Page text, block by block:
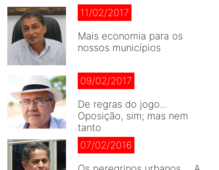
11/02/2017
Mais economia para os
nossos municípios
09/02/2017
De regras do jogo...
Oposição, sim; mas nem
tanto
07/02/2016